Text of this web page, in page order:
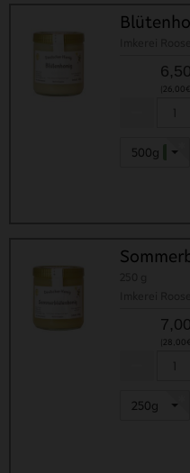
500g - 30 %
250g